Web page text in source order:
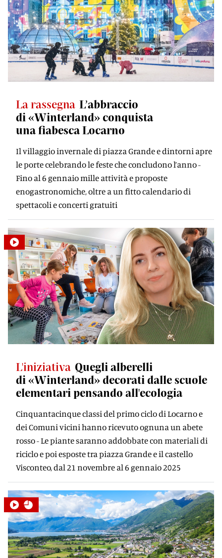
La rassegna L’abbraccio
di «Winterland» conquista
una ﬁabesca Locarno
Il villaggio invernale di piazza Grande e dintorni apre
le porte celebrando le feste che concludono l’anno -
Fino al 6 gennaio mille attività e proposte
enogastronomiche, oltre a un fitto calendario di
spettacoli e concerti gratuiti
L'iniziativa Quegli alberelli
di «Winterland» decorati dalle scuole
elementari pensando all'ecologia
Cinquantacinque classi del primo ciclo di Locarno e
dei Comuni vicini hanno ricevuto ognuna un abete
rosso - Le piante saranno addobbate con materiali di
riciclo e poi esposte tra piazza Grande e il castello
Visconteo, dal 21 novembre al 6 gennaio 2025